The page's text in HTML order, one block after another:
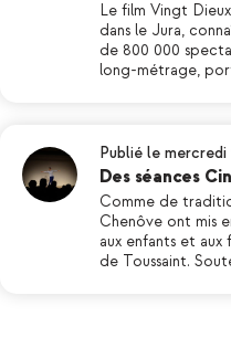
Le film Vingt
dans le Jura,
de 800 000
long-métrage,
Publié le
Des séances
Comme de
Chenôve ont mis
aux enfants et aux
de Toussaint.